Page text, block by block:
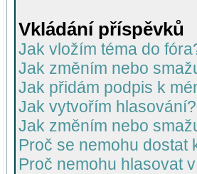
Vkládání příspěvků
Jak vložím téma do
Jak změním nebo
Jak přidám podpis k
Jak vytvořím hlasování?
Jak změním nebo
Proč se nemohu dostat
Proč nemohu hlasovat